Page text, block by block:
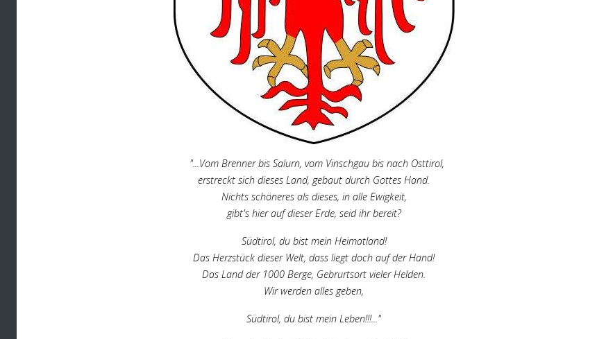
"...Vom Brenner bis Salurn, vom Vinschgau bis nach Osttirol,
erstreckt sich dieses Land, gebaut durch Gottes Hand.
Nichts schöneres als dieses, in alle Ewigkeit,
gibt's hier auf dieser Erde, seid ihr bereit?
Südtirol, du bist mein Heimatland!
Das Herzstück dieser Welt, dass liegt doch auf der Hand!
Das Land der 1000 Berge, Gebrurtsort vieler Helden.
Wir werden alles geben,
Südtirol, du bist mein Leben!!!..."